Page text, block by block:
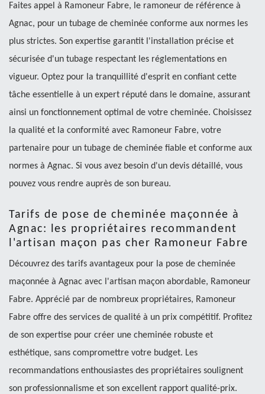
Faites appel à Ramoneur Fabre, le ramoneur de référence à
Agnac, pour un tubage de cheminée conforme aux normes les
plus strictes. Son expertise garantit l'installation précise et
sécurisée d'un tubage respectant les réglementations en
vigueur. Optez pour la tranquillité d'esprit en confiant cette
tâche essentielle à un expert réputé dans le domaine, assurant
ainsi un fonctionnement optimal de votre cheminée. Choisissez
la qualité et la conformité avec Ramoneur Fabre, votre
partenaire pour un tubage de cheminée fiable et conforme aux
normes à Agnac. Si vous avez besoin d'un devis détaillé, vous
pouvez vous rendre auprès de son bureau.
Tarifs de pose de cheminée maçonnée à
Agnac: les propriétaires recommandent
l'artisan maçon pas cher Ramoneur Fabre
Découvrez des tarifs avantageux pour la pose de cheminée
maçonnée à Agnac avec l'artisan maçon abordable, Ramoneur
Fabre. Apprécié par de nombreux propriétaires, Ramoneur
Fabre offre des services de qualité à un prix compétitif. Profitez
de son expertise pour créer une cheminée robuste et
esthétique, sans compromettre votre budget. Les
recommandations enthousiastes des propriétaires soulignent
son professionnalisme et son excellent rapport qualité-prix.